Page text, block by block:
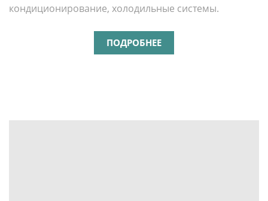
кондиционирование, холодильные системы.
ПОДРОБНЕЕ